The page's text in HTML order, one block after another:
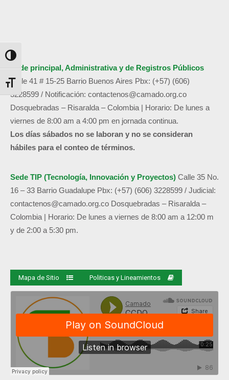
Alternar alto contraste
Alternar tamaño de letra
Sede principal, Administrativa y de Registros Públicos
Calle 41 # 15-25 Barrio Buenos Aires Pbx: (+57) (606)
3228599 / Notificación: contactenos@camado.org.co
Dosquebradas – Risaralda – Colombia | Horario: De lunes a
viernes de 8:00 am a 4:00 pm en jornada continua.
Los días sábados no se laboran y no se consideran
hábiles para el conteo de términos.
Sede TIP (Tecnología, Innovación y Proyectos) Calle 35 No.
16 – 33 Barrio Guadalupe Pbx: (+57) (606) 3228599 / Judicial:
contactenos@camado.org.co Dosquebradas – Risaralda –
Colombia | Horario: De lunes a viernes de 8:00 am a 12:00 m
y de 2:00 a 5:30 pm.
Mapa de Sitio Politicas y Lineamientos